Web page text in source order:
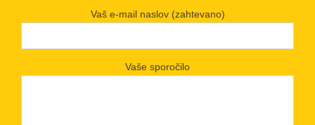
Vaš e-mail naslov (zahtevano)
Vaše sporočilo